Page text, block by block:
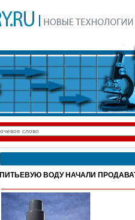
ПИТЬЕВУЮ ВОДУ НАЧАЛИ